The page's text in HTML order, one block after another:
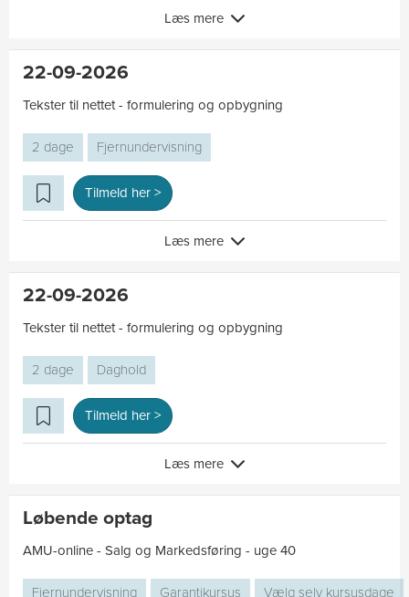
Læs mere
22-09-2026
Tekster til nettet - formulering og opbygning
2 dage Fjernundervisning
Tilmeld her >
Læs mere
22-09-2026
Tekster til nettet - formulering og opbygning
2 dage Daghold
Tilmeld her >
Læs mere
Løbende optag
AMU-online - Salg og Markedsføring - uge 40
Fjernundervisning Garantikursus Vælg selv kursusdage